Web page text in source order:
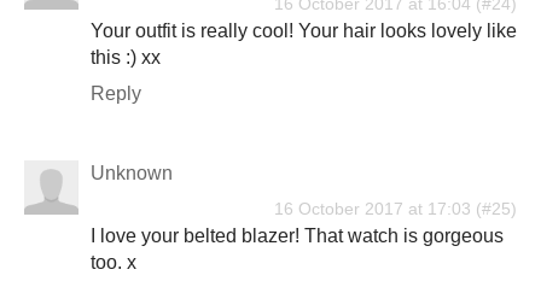
Your outfit is really cool! Your hair looks lovely like
this :) xx
Reply
Unknown
16 October 2017 at 17:03
I love your belted blazer! That watch is gorgeous
too. x